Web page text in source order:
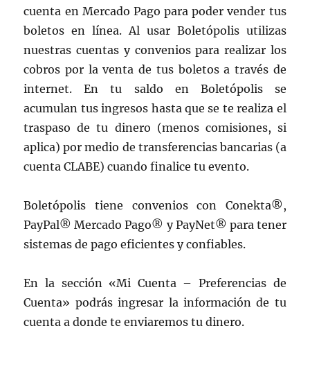
cuenta en Mercado Pago para poder vender tus
boletos en línea. Al usar Boletópolis utilizas
nuestras cuentas y convenios para realizar los
cobros por la venta de tus boletos a través de
internet. En tu saldo en Boletópolis se
acumulan tus ingresos hasta que se te realiza el
traspaso de tu dinero (menos comisiones, si
aplica) por medio de transferencias bancarias (a
cuenta CLABE) cuando finalice tu evento.
Boletópolis tiene convenios con Conekta®,
PayPal® Mercado Pago® y PayNet® para tener
sistemas de pago eficientes y confiables.
En la sección «Mi Cuenta – Preferencias de
Cuenta» podrás ingresar la información de tu
cuenta a donde te enviaremos tu dinero.